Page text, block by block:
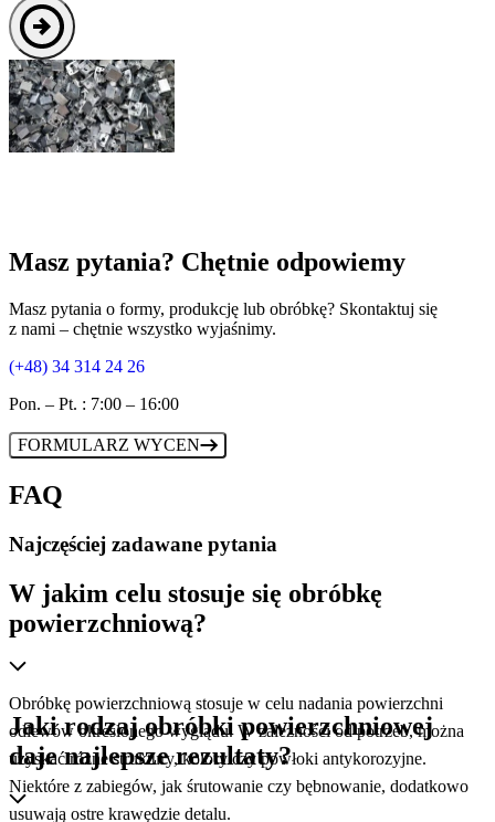
Masz pytania? Chętnie odpowiemy
Masz pytania o formy, produkcję lub obróbkę? Skontaktuj się
z nami – chętnie wszystko wyjaśnimy.
(+48) 34 314 24 26
Pon. – Pt. : 7:00 – 16:00
FORMULARZ WYCEN
FAQ
Najczęściej zadawane pytania
W jakim celu stosuje się obróbkę
powierzchniową?
Obróbkę powierzchniową stosuje w celu nadania powierzchni
odlewów określonego wyglądu. W zależności od potrzeb, można
uzyskać różne struktury, kolory czy powłoki antykorozyjne.
Niektóre z zabiegów, jak śrutowanie czy bębnowanie, dodatkowo
usuwają ostre krawędzie detalu.
Jaki rodzaj obróbki powierzchniowej
daje najlepsze rezultaty?